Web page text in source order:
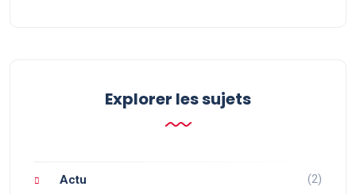
Explorer les sujets
Actu (2)